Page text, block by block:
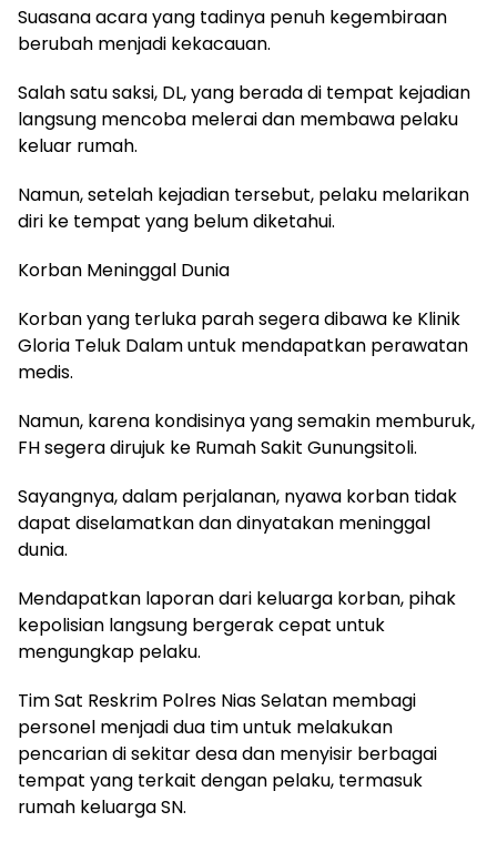
Suasana acara yang tadinya penuh kegembiraan
berubah menjadi kekacauan.
Salah satu saksi, DL, yang berada di tempat kejadian
langsung mencoba melerai dan membawa pelaku
keluar rumah.
Namun, setelah kejadian tersebut, pelaku melarikan
diri ke tempat yang belum diketahui.
Korban Meninggal Dunia
Korban yang terluka parah segera dibawa ke Klinik
Gloria Teluk Dalam untuk mendapatkan perawatan
medis.
Namun, karena kondisinya yang semakin memburuk,
FH segera dirujuk ke Rumah Sakit Gunungsitoli.
Sayangnya, dalam perjalanan, nyawa korban tidak
dapat diselamatkan dan dinyatakan meninggal
dunia.
Mendapatkan laporan dari keluarga korban, pihak
kepolisian langsung bergerak cepat untuk
mengungkap pelaku.
Tim Sat Reskrim Polres Nias Selatan membagi
personel menjadi dua tim untuk melakukan
pencarian di sekitar desa dan menyisir berbagai
tempat yang terkait dengan pelaku, termasuk
rumah keluarga SN.